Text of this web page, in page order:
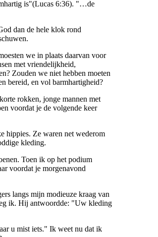
is"(Lucas 6:36). "…de
dan de hele klok rond
we in plaats daarvan voor
met vriendelijkheid,
Zouden we niet hebben moeten
bereid, en vol barmhartigheid?
rokken, jonge mannen met
voordat je de volgende keer
hippies. Ze waren net wederom
kleding.
Toen ik op het podium
voordat je morgenavond
langs mijn modieuze kraag van
ik. Hij antwoordde: "Uw kleding
u mist iets." Ik weet nu dat ik